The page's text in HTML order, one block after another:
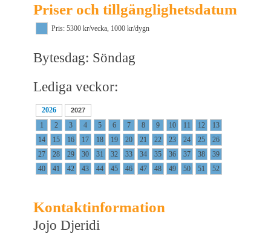
Priser och tillgänglighetsdatum
Pris: 5300 kr/vecka, 1000 kr/dygn
Bytesdag: Söndag
Lediga veckor:
2026 2027
1 2 3 4 5 6 7 8 9 10 11 12
13
14
15 16 17 18 19 20 21 22 23 24 25
26
27
28 29 30 31 32 33 34 35 36 37 38
39
40
41 42 43 44 45 46 47 48 49 50 51 52
Kontaktinformation
Jojo Djeridi